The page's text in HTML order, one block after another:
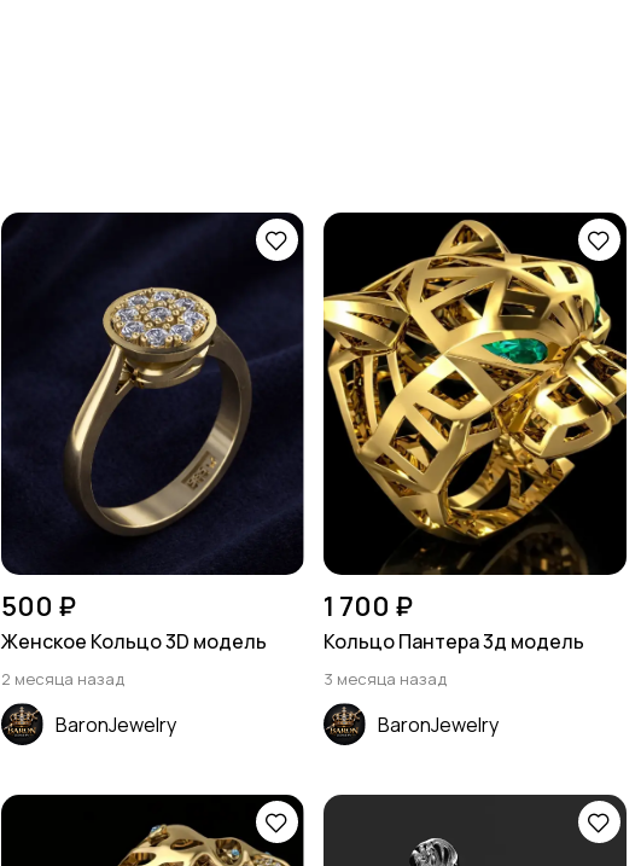
500 ₽
Женское Кольцо 3D модель
2 месяца назад
BaronJewelry
1 700 ₽
Кольцо Пантера 3д модель
3 месяца назад
BaronJewelry